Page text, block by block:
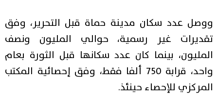
ووصل عدد سكان مدينة حماة قبل التحرير، وفق
تقديرات غير رسمية، حوالي المليون ونصف
المليون، بينما كان عدد سكانها قبل الثورة بعام
واحد، قرابة 750 ألفا فقط، وفق إحصائية المكتب
المركزي للإحصاء حينئذ.